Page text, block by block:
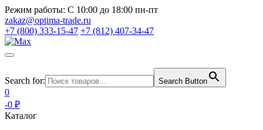
Режим работы: С 10:00 до 18:00 пн-пт
zakaz@optima-trade.ru
+7 (800) 333-15-47 +7 (812) 407-34-47
Search for: Search Button
0
-0 ₽
Каталог